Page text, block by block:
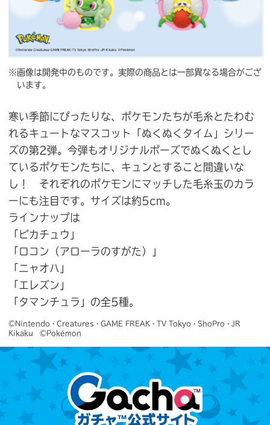
※画像は開発中のものです。実際の商品とは一部異なる場合がござ
います。
寒い季節にぴったりな、ポケモンたちが毛糸とたわむ
れるキュートなマスコット「ぬくぬくタイム」シリー
ズの第2弾。今弾もオリジナルポーズでぬくぬくとし
ているポケモンたちに、キュンとすること間違いな
し！ それぞれのポケモンにマッチした毛糸玉のカラ
ーにも注目です。サイズは約5cm。
ラインナップは
「ピカチュウ」
「ロコン（アローラのすがた）」
「ニャオハ」
「エレズン」
「タマンチュラ」の全5種。
©Nintendo・Creatures・GAME FREAK・TV Tokyo・ShoPro・JR
Kikaku　©Pokémon